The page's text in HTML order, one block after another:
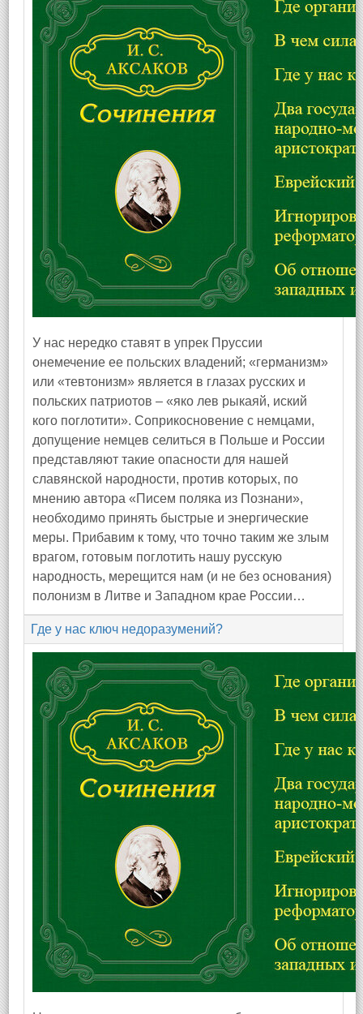
У нас нередко ставят в упрек Пруссии
онемечение ее польских владений; «германизм»
или «тевтонизм» является в глазах русских и
польских патриотов – «яко лев рыкаяй, иский
кого поглотити». Соприкосновение с немцами,
допущение немцев селиться в Польше и России
представляют такие опасности для нашей
славянской народности, против которых, по
мнению автора «Писем поляка из Познани»,
необходимо принять быстрые и энергические
меры. Прибавим к тому, что точно таким же злым
врагом, готовым поглотить нашу русскую
народность, мерещится нам (и не без основания)
полонизм в Литве и Западном крае России…
Где у нас ключ недоразумений?